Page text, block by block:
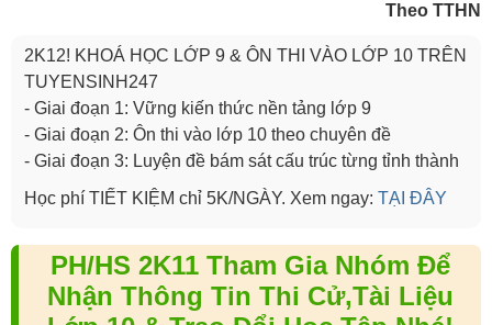
Theo TTHN
2K12! KHOÁ HỌC LỚP 9 & ÔN THI VÀO LỚP 10 TRÊN
TUYENSINH247
- Giai đoạn 1: Vững kiến thức nền tảng lớp 9
- Giai đoạn 2: Ôn thi vào lớp 10 theo chuyên đề
- Giai đoạn 3: Luyện đề bám sát cấu trúc từng tỉnh thành
Học phí TIẾT KIỆM chỉ 5K/NGÀY. Xem ngay: TẠI ĐÂY
PH/HS 2K11 Tham Gia Nhóm Để
Nhận Thông Tin Thi Cử,Tài Liệu